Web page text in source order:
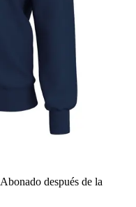
Abonado después de la